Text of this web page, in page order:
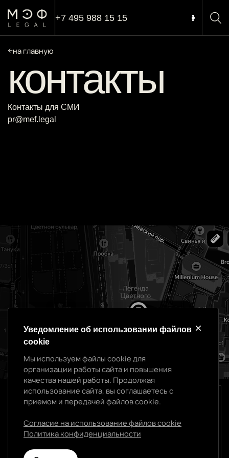
+7 495 988 15 15
на главную
контакты
Контакты для СМИ
pr@mef.legal
127051, Россия, Москва, Цветной бульвар, 2
MAX
Уведомление об использовании cookie
Мы используем файлы cookie для организации
работы сайта и повышения качества нашей работы.
приемом и передачей файлов cookie.
Уведомление об использовании файлов
cookie
Мы используем файлы cookie для
организации работы сайта и повышения
качества нашей работы. Продолжая
использование сайта, вы соглашаетесь с
приемом и передачей файлов cookie.
Согласие на использование файлов cookie
Политика конфиденциальности